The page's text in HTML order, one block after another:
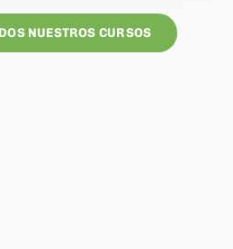
NUESTROS CURSOS